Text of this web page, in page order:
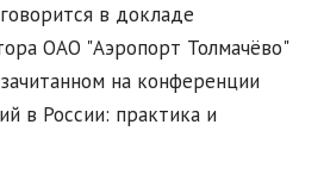
в докладе
ОАО "Аэропорт Толмачёво"
на конференции
в России: практика и